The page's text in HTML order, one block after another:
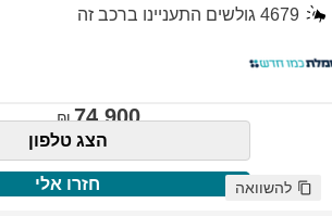
4679 גולשים התעניינו ברכב זה
74,900
הצג טלפון
חזרו אלי להשוואה